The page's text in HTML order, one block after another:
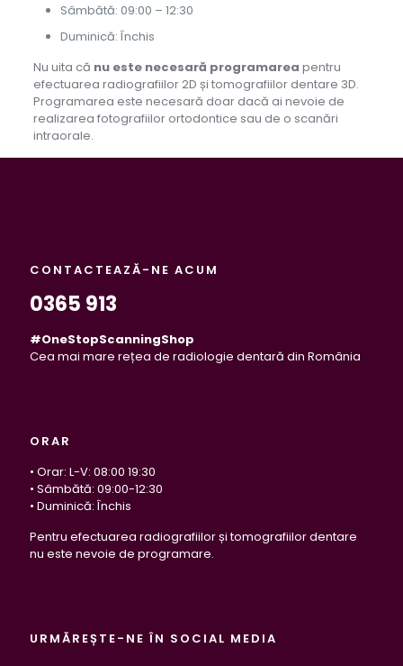
Sâmbătă: 09:00 – 12:30
Duminică: Închis
Nu uita că nu este necesară programarea pentru
efectuarea radiografiilor 2D și tomografiilor dentare 3D.
Programarea este necesară doar dacă ai nevoie de
realizarea fotografiilor ortodontice sau de o scanări
intraorale.
CONTACTEAZĂ-NE ACUM
0365 913
#OneStopScanningShop
Cea mai mare rețea de radiologie dentară din România
ORAR
• Orar: L-V: 08:00 19:30
• Sâmbătă: 09:00-12:30
• Duminică: Închis
Pentru efectuarea radiografiilor și tomografiilor dentare
nu este nevoie de programare.
URMĂREȘTE-NE ÎN SOCIAL MEDIA